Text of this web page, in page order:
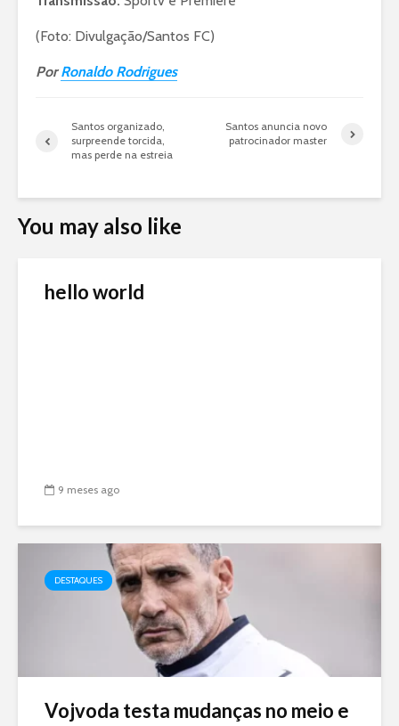
(Foto: Divulgação/Santos FC)
PorRonaldo Rodrigues
Santos organizado,
surpreende torcida,
mas perde na estreia
Santos anuncia novo
patrocinador master
You may also like
hello world
9 meses ago
DESTAQUES
Vojvoda testa mudanças no meio e